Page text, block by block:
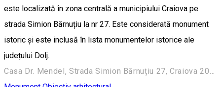
este localizată în zona centrală a municipiului Craiova pe
strada Simion Bărnuțiu la nr 27. Este considerată monument
istoric și este inclusă în lista monumentelor istorice ale
județului Dolj.
Casa Dr. Mendel, Strada Simion Bărnuțiu 27, Craiova 200382, România